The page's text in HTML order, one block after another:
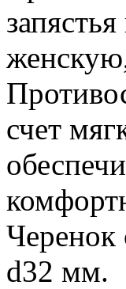
счет
Черенок
d32 мм.